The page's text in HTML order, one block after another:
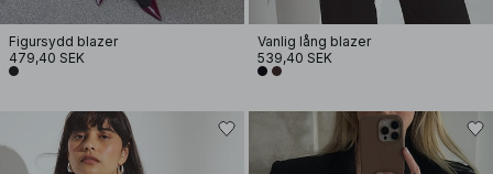
Figursydd blazer
479,40 SEK
Vanlig lång blazer
539,40 SEK